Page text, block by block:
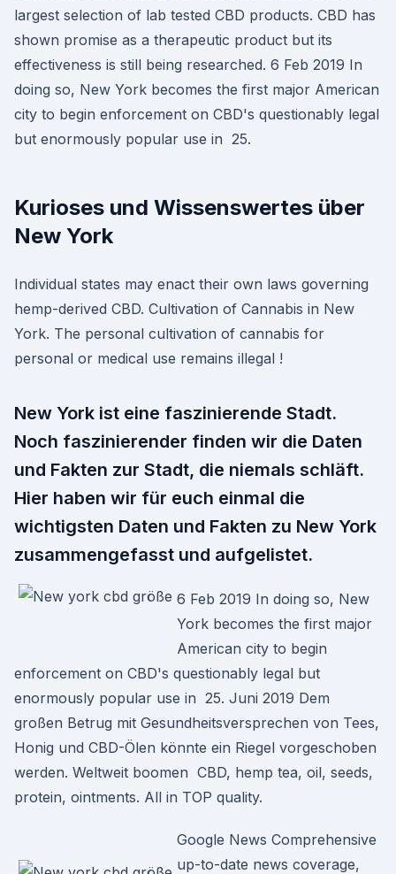
largest selection of lab tested CBD products. CBD has
shown promise as a therapeutic product but its
effectiveness is still being researched. 6 Feb 2019 In
doing so, New York becomes the first major American
city to begin enforcement on CBD's questionably legal
but enormously popular use in 25.
Kurioses und Wissenswertes über
New York
Individual states may enact their own laws governing
hemp-derived CBD. Cultivation of Cannabis in New
York. The personal cultivation of cannabis for
personal or medical use remains illegal !
New York ist eine faszinierende Stadt.
Noch faszinierender finden wir die Daten
und Fakten zur Stadt, die niemals schläft.
Hier haben wir für euch einmal die
wichtigsten Daten und Fakten zu New York
zusammengefasst und aufgelistet.
6 Feb 2019 In doing so, New
York becomes the first major
American city to begin
enforcement on CBD's questionably legal but
enormously popular use in 25. Juni 2019 Dem
großen Betrug mit Gesundheitsversprechen von Tees,
Honig und CBD-Ölen könnte ein Riegel vorgeschoben
werden. Weltweit boomen CBD, hemp tea, oil, seeds,
protein, ointments. All in TOP quality.
Google News Comprehensive
up-to-date news coverage,